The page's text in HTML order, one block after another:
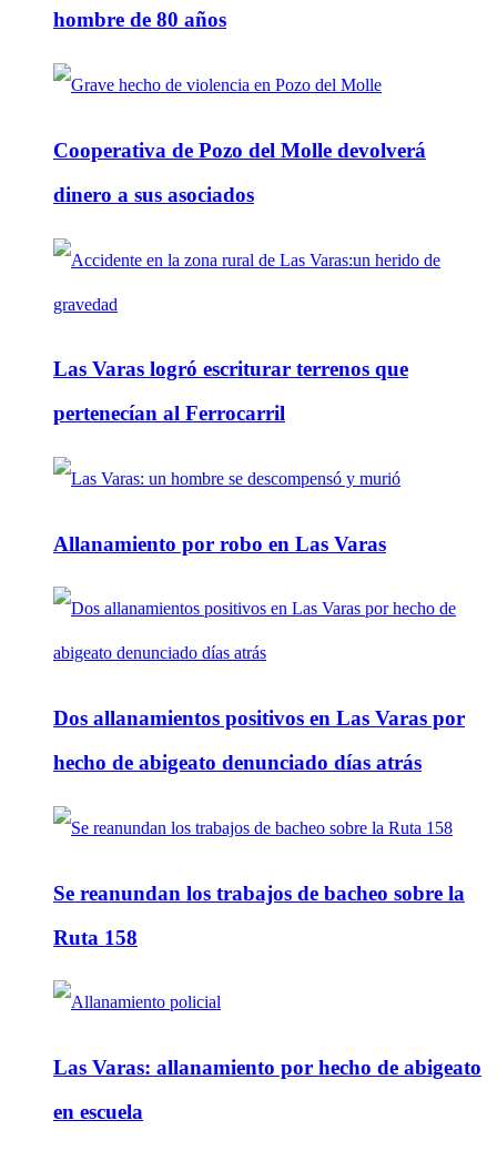
hombre de 80 años
Cooperativa de Pozo del Molle devolverá
dinero a sus asociados
Las Varas logró escriturar terrenos que
pertenecían al Ferrocarril
Allanamiento por robo en Las Varas
Dos allanamientos positivos en Las Varas por
hecho de abigeato denunciado días atrás
Se reanundan los trabajos de bacheo sobre la
Ruta 158
Las Varas: allanamiento por hecho de abigeato
en escuela